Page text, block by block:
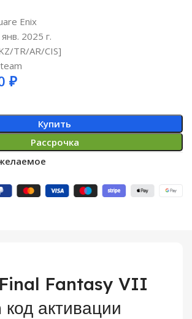
Enix
2025 г.
TR/AR/CIS]
₽
Купить
Рассрочка
Final Fantasy VII
активации